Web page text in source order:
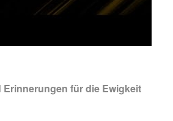
für die Ewigkeit